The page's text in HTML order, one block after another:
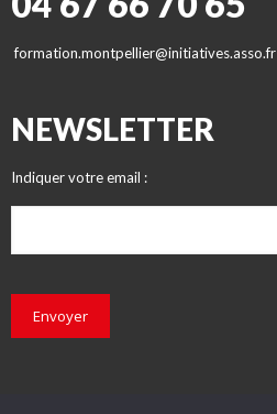
formation.montpellier@initiatives.asso.fr
NEWSLETTER
Indiquer votre email :
Envoyer